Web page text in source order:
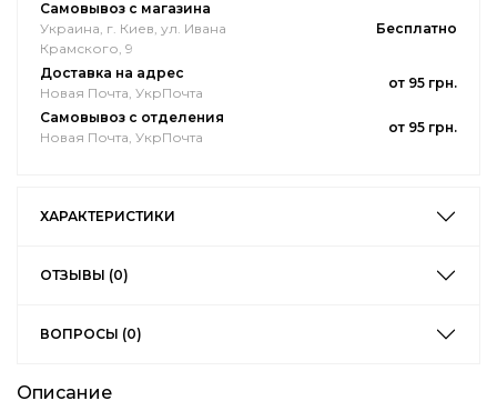
Самовывоз с магазина
Украина, г. Киев, ул. Ивана
Крамского, 9
Бесплатно
Доставка на адрес
Новая Почта, УкрПочта
от 95 грн.
Самовывоз с отделения
Новая Почта, УкрПочта
от 95 грн.
ХАРАКТЕРИСТИКИ
ОТЗЫВЫ (0)
ВОПРОСЫ (0)
Описание